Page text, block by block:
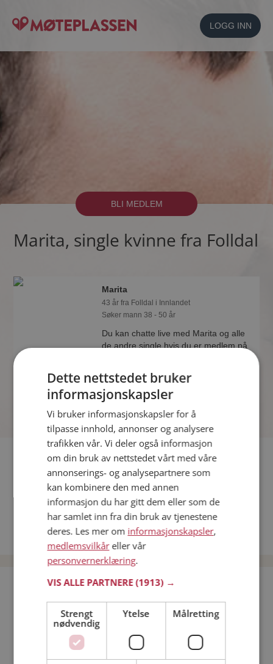
LOGG INN
BLI MEDLEM
Marita, single kvinne fra Folldal
Marita
43 år fra Folldal i Innlandet
Søker mann 38 - 50 år
Du kan chatte live med Marita og alle
de andre single hvis du er medlem på
Fler single
Flere singlekvinner fra Folldal:Liv ,Barbro
Menn fra Folldal
Date kvinner i Norge
Date menn i Norge
Bli medlem gratis!
Jeg er en:
Dette nettstedet bruker
informasjonskapsler
Vi bruker informasjonskapsler for å
tilpasse innhold, annonser og analysere
trafikken vår. Vi deler også informasjon
om din bruk av nettstedet vårt med våre
annonserings- og analysepartnere som
kan kombinere den med annen
informasjon du har gitt dem eller som de
har samlet inn fra din bruk av tjenestene
deres. Les mer om informasjonskapsler,
medlemsvilkåreller vår
personvernerklæring.
VIS ALLE PARTNERE(1913) →
Strengt
nødvendig
Ytelse Målretting